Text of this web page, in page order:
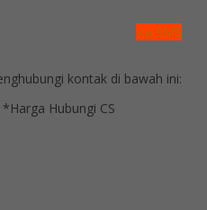
via SMS
kontak di bawah ini:
*Harga Hubungi CS